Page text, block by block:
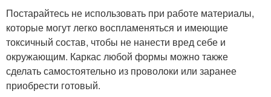
Постарайтесь не использовать при работе материалы,
которые могут легко воспламеняться и имеющие
токсичный состав, чтобы не нанести вред себе и
окружающим. Каркас любой формы можно также
сделать самостоятельно из проволоки или заранее
приобрести готовый.